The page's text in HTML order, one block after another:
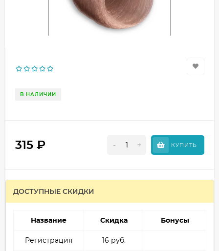
В НАЛИЧИИ
315 ₽ - + КУПИТЬ
ДОСТУПНЫЕ СКИДКИ
Название Скидка Бонусы
Регистрация 16 руб.